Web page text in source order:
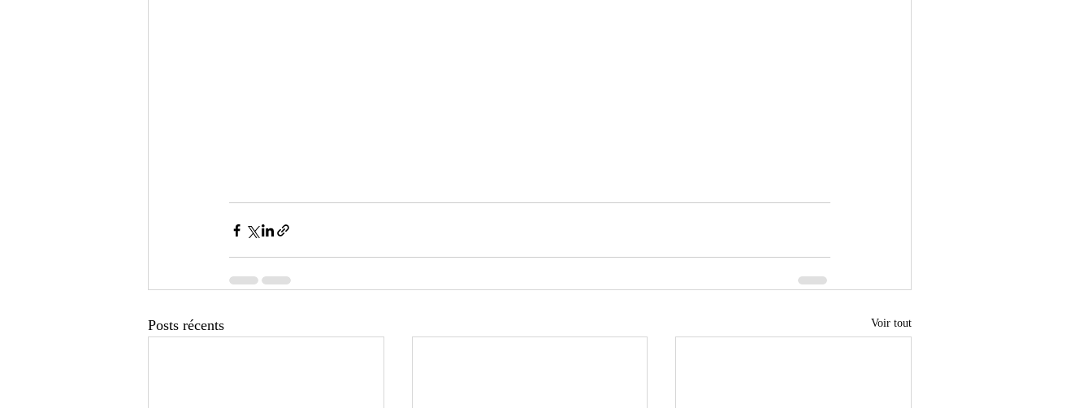
Posts récents Voir tout